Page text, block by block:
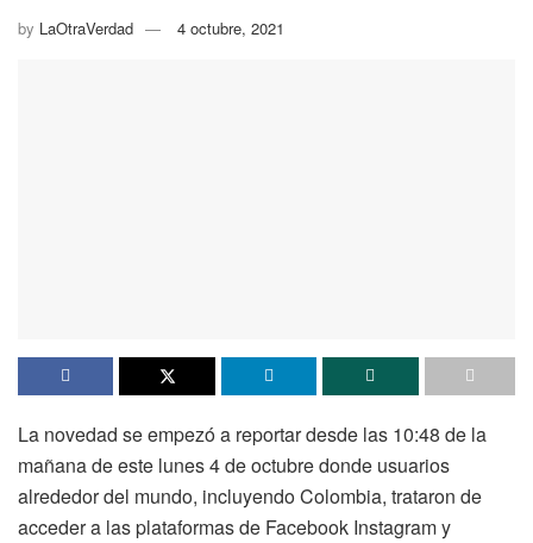
by LaOtraVerdad 4 octubre, 2021
La novedad se empezó a reportar desde las 10:48 de la
mañana de este lunes 4 de octubre donde usuarios
alrededor del mundo, incluyendo Colombia, trataron de
acceder a las plataformas de Facebook Instagram y